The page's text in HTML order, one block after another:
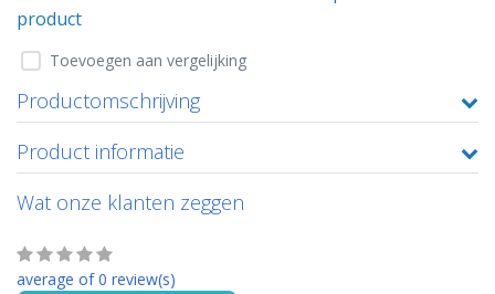
product
Toevoegen aan vergelijking
Productomschrijving
Product informatie
Wat onze klanten zeggen
average of 0 review(s)